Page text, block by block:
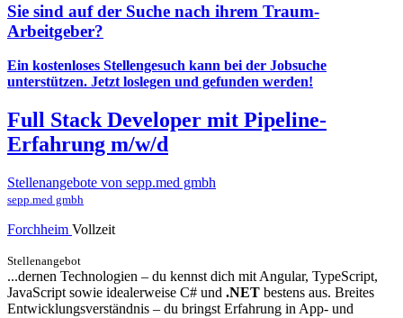
Sie sind auf der Suche nach ihrem Traum-
Arbeitgeber?
Ein kostenloses Stellengesuch kann bei der Jobsuche
unterstützen. Jetzt loslegen und gefunden werden!
Full Stack Developer mit Pipeline-
Erfahrung m/w/d
Stellenangebote von sepp.med gmbh
sepp.med gmbh
Forchheim Vollzeit
Stellenangebot
...dernen Technologien – du kennst dich mit Angular, TypeScript,
JavaScript sowie idealerweise C# und .NET bestens aus. Breites
Entwicklungsverständnis – du bringst Erfahrung in App- und